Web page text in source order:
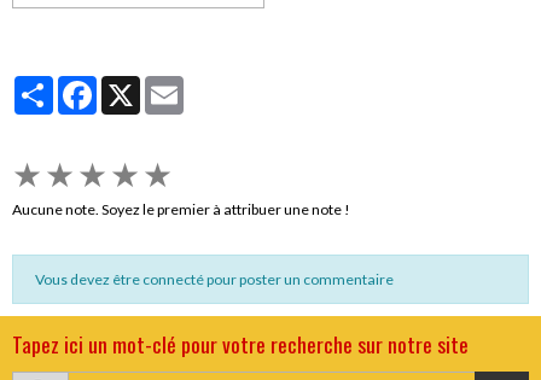
PartagerFacebook
X
★★★★★
Aucune note. Soyez le premier à attribuer une note !
Vous devez être connecté pour poster un commentaire
Tapez ici un mot-clé pour votre recherche sur notre site